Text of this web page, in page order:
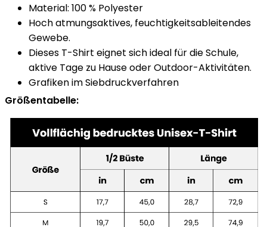
Material: 100 % Polyester
Hoch atmungsaktives, feuchtigkeitsableitendes
Gewebe.
Dieses T-Shirt eignet sich ideal für die Schule,
aktive Tage zu Hause oder Outdoor-Aktivitäten.
Grafiken im Siebdruckverfahren
Größentabelle: